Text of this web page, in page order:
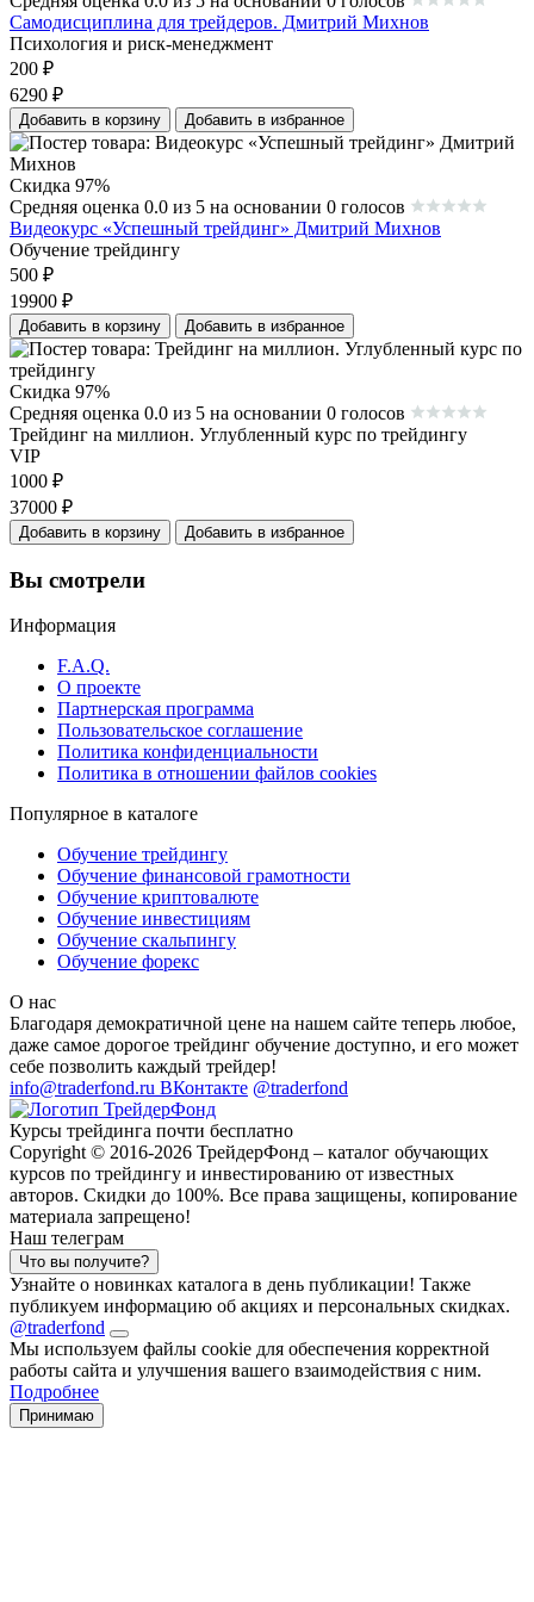
Самодисциплина для трейдеров. Дмитрий Михнов
Психология и риск-менеджмент
200 ₽
6290 ₽
Добавить в корзину Добавить в избранное
Скидка 97%
Средняя оценка 0.0 из 5 на основании 0 голосов
Видеокурс «Успешный трейдинг» Дмитрий Михнов
Обучение трейдингу
500 ₽
19900 ₽
Добавить в корзину Добавить в избранное
Скидка 97%
Средняя оценка 0.0 из 5 на основании 0 голосов
Трейдинг на миллион. Углубленный курс по трейдингу
VIP
1000 ₽
37000 ₽
Добавить в корзину Добавить в избранное
Вы смотрели
Информация
F.A.Q.
О проекте
Партнерская программа
Пользовательское соглашение
Политика конфиденциальности
Политика в отношении файлов cookies
Популярное в каталоге
Обучение трейдингу
Обучение финансовой грамотности
Обучение криптовалюте
Обучение инвестициям
Обучение скальпингу
Обучение форекс
О нас
Благодаря демократичной цене на нашем сайте теперь любое,
даже самое дорогое трейдинг обучение доступно, и его может
себе позволить каждый трейдер!
info@traderfond.ru ВКонтакте @traderfond
Курсы трейдинга почти бесплатно
Copyright © 2016-2026 ТрейдерФонд – каталог обучающих
курсов по трейдингу и инвестированию от известных
авторов. Скидки до 100%. Все права защищены, копирование
материала запрещено!
Наш телеграм
Что вы получите?
Узнайте о новинках каталога в день публикации! Также
публикуем информацию об акциях и персональных скидках.
@traderfond
Мы используем файлы cookie для обеспечения корректной
работы сайта и улучшения вашего взаимодействия с ним.
Подробнее
Принимаю